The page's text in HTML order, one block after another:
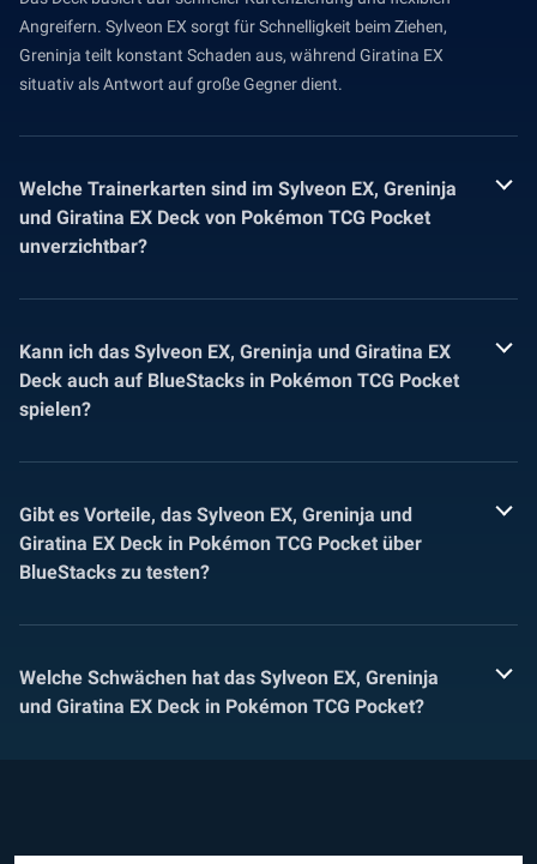
Angreifern. Sylveon EX sorgt für Schnelligkeit beim Ziehen,
Greninja teilt konstant Schaden aus, während Giratina EX
situativ als Antwort auf große Gegner dient.
Welche Trainerkarten sind im Sylveon EX, Greninja
und Giratina EX Deck von Pokémon TCG Pocket
unverzichtbar?
Kann ich das Sylveon EX, Greninja und Giratina EX
Deck auch auf BlueStacks in Pokémon TCG Pocket
spielen?
Gibt es Vorteile, das Sylveon EX, Greninja und
Giratina EX Deck in Pokémon TCG Pocket über
BlueStacks zu testen?
Welche Schwächen hat das Sylveon EX, Greninja
und Giratina EX Deck in Pokémon TCG Pocket?